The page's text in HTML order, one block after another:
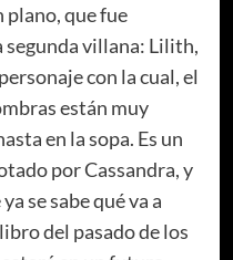
plano, que fue
segunda villana: Lilith,
con la cual, el
están muy
en la sopa. Es un
por Cassandra, y
se sabe qué va a
del pasado de los